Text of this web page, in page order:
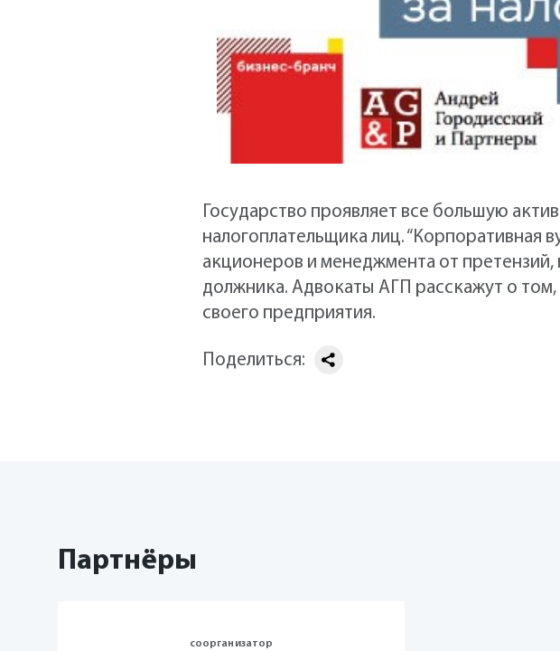
Государство проявляет все большую
налогоплательщика лиц. “Корпоративная
акционеров и менеджмента от
должника. Адвокаты АГП расскажут о том,
своего предприятия.
Поделиться:
Партнёры
соорганизатор